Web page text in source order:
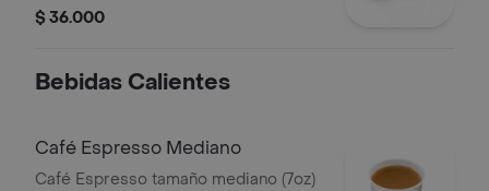
$ 36.000
Bebidas Calientes
Café Espresso Mediano
Café Espresso tamaño mediano (7oz)